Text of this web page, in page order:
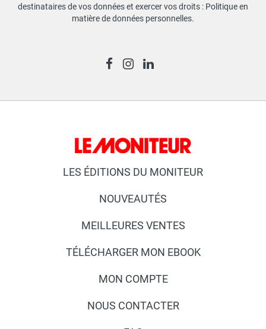
destinataires de vos données et exercer vos droits : Politique en
matière de données personnelles.
LES ÉDITIONS DU MONITEUR
NOUVEAUTÉS
MEILLEURES VENTES
TÉLÉCHARGER MON EBOOK
MON COMPTE
NOUS CONTACTER